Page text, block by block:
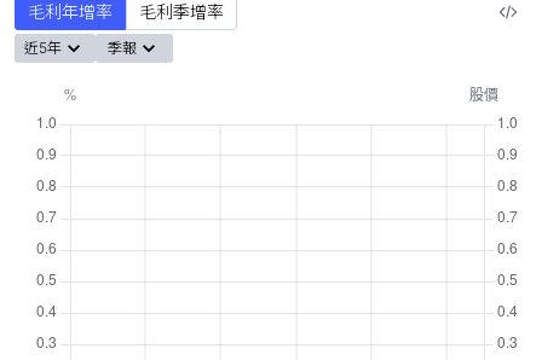
毛利年增率 毛利季增率
近5年 季報